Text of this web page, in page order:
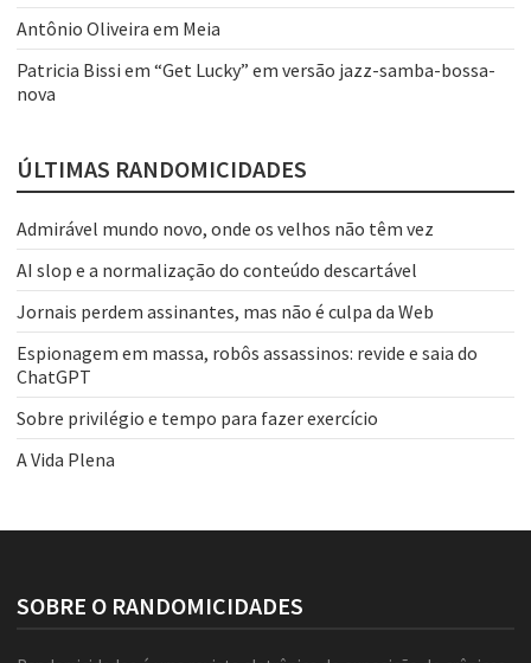
Antônio Oliveira em Meia
Patricia Bissi em “Get Lucky” em versão jazz-samba-bossa-
nova
ÚLTIMAS RANDOMICIDADES
Admirável mundo novo, onde os velhos não têm vez
AI slop e a normalização do conteúdo descartável
Jornais perdem assinantes, mas não é culpa da Web
Espionagem em massa, robôs assassinos: revide e saia do
ChatGPT
Sobre privilégio e tempo para fazer exercício
A Vida Plena
SOBRE O RANDOMICIDADES